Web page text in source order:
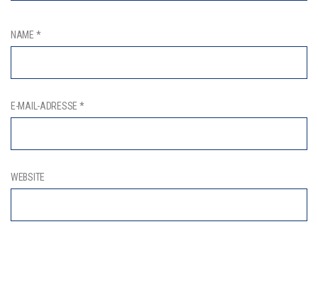
NAME *
E-MAIL-ADRESSE *
WEBSITE